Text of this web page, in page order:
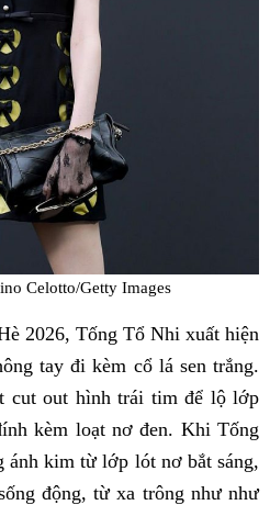
Celotto/Getty Images
2026, Tống Tổ Nhi xuất hiện
tay đi kèm cổ lá sen trắng.
cut out hình trái tim để lộ lớp
kèm loạt nơ đen. Khi Tống
ánh kim từ lớp lót nơ bắt sáng,
động, từ xa trông như như